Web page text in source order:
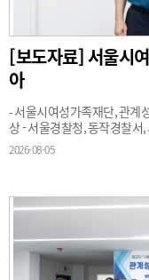
[보도자료] 서울시
아
- 서울시여성가족재단, 관계
상 - 서울경찰청, 동작경찰
폭력 관계성 범죄 협력
2026-08-05